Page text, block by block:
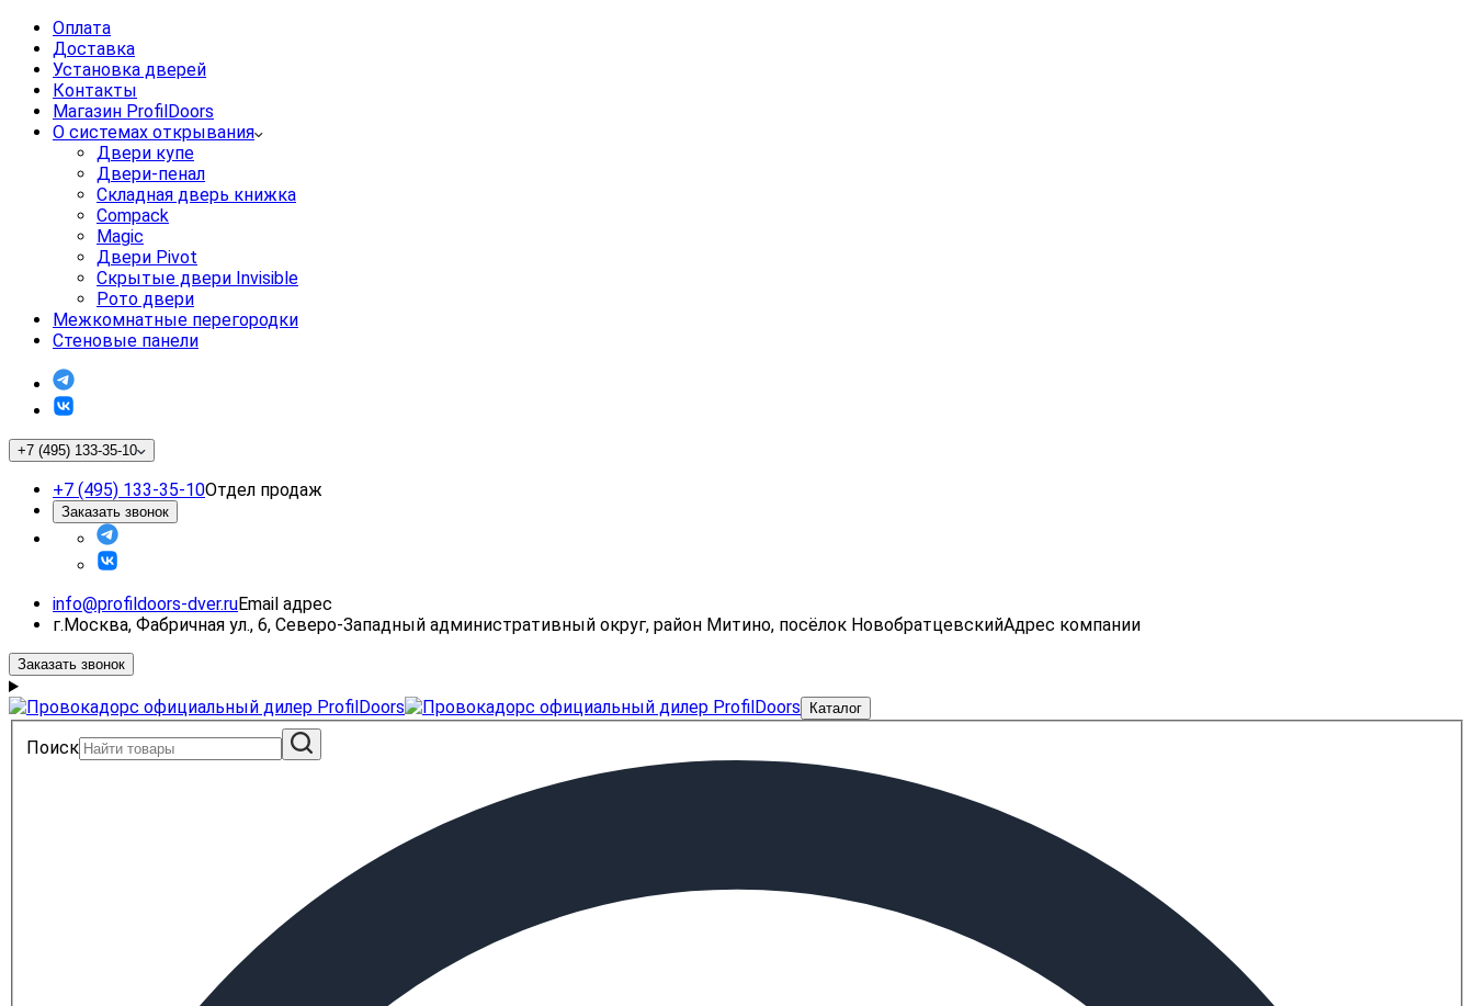
Оплата
Доставка
Установка дверей
Контакты
Магазин ProfilDoors
О системах открывания
Двери купе
Двери-пенал
Складная дверь книжка
Compack
Magic
Двери Pivot
Скрытые двери Invisible
Рото двери
Межкомнатные перегородки
Стеновые панели
+7 (495) 133-35-10
+7 (495) 133-35-10Отдел продаж
Заказать звонок
info@profildoors-dver.ruEmail адрес
г.Москва, Фабричная ул., 6, Северо-Западный административный округ, район Митино, посёлок НовобратцевскийАдрес компании
Заказать звонок
Каталог
Поиск